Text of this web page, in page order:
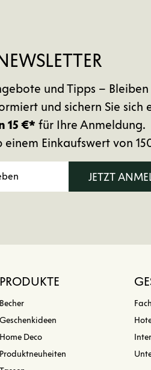
und Tipps – Bleiben
und sichern Sie sich
15 €* für Ihre Anmeldung.
Einkaufswert von
JETZT
PRODUKTE
Becher
Geschenkideen
Home Deco
Produktneuheiten